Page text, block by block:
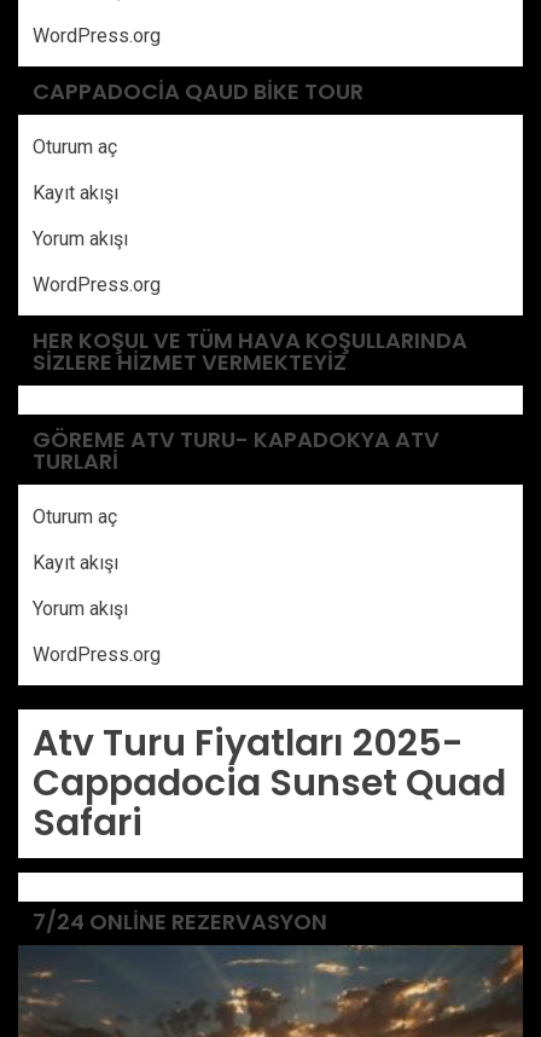
WordPress.org
CAPPADOCIA QAUD BIKE TOUR
Oturum aç
Kayıt akışı
Yorum akışı
WordPress.org
HER KOŞUL VE TÜM HAVA KOŞULLARINDA
SIZLERE HIZMET VERMEKTEYIZ
GÖREME ATV TURU- KAPADOKYA ATV
TURLARI
Oturum aç
Kayıt akışı
Yorum akışı
WordPress.org
Atv Turu Fiyatları 2025-
Cappadocia Sunset Quad
Safari
7/24 ONLINE REZERVASYON